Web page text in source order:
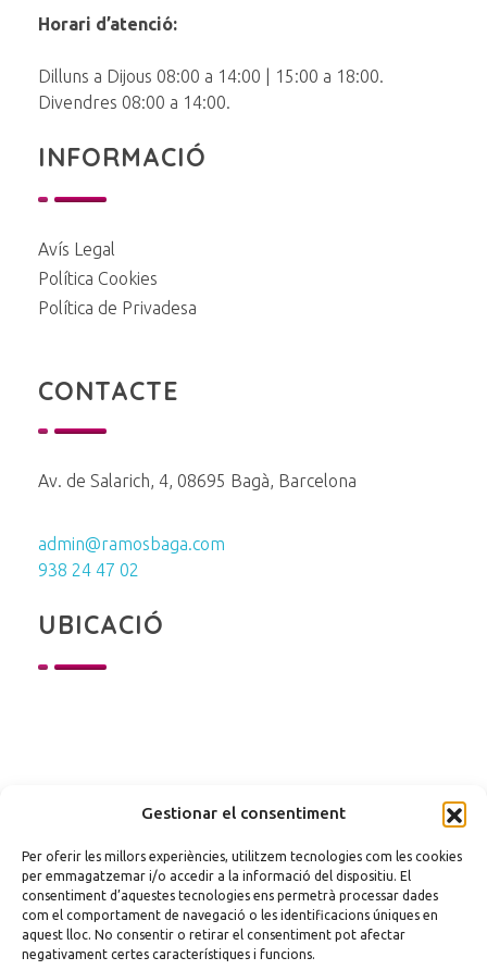
Gestionar el consentiment
Per oferir les millors experiències, utilitzem tecnologies com les cookies
per emmagatzemar i/o accedir a la informació del dispositiu. El
consentiment d’aquestes tecnologies ens permetrà processar dades
com el comportament de navegació o les identificacions úniques en
aquest lloc. No consentir o retirar el consentiment pot afectar
negativament certes característiques i funcions.
Horari d’atenció:
Dilluns a Dijous 08:00 a 14:00 | 15:00 a 18:00.
Divendres 08:00 a 14:00.
INFORMACIÓ
Avís Legal
Política Cookies
Política de Privadesa
CONTACTE
Av. de Salarich, 4, 08695 Bagà, Barcelona
admin@ramosbaga.com
938 24 47 02
UBICACIÓ